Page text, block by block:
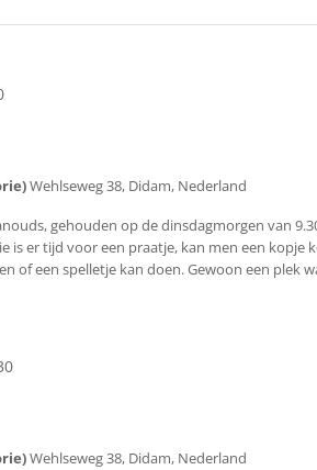
Wehlseweg 38, Didam, Nederland
gehouden op de dinsdagmorgen van
is er tijd voor een praatje, kan men een kopje
of een spelletje kan doen. Gewoon een plek
Wehlseweg 38, Didam, Nederland